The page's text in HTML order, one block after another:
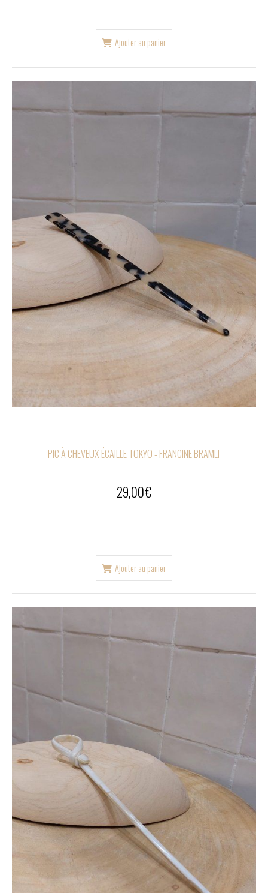
Ajouter au panier
PIC À CHEVEUX ÉCAILLE TOKYO - FRANCINE BRAMLI
29,00€
Ajouter au panier